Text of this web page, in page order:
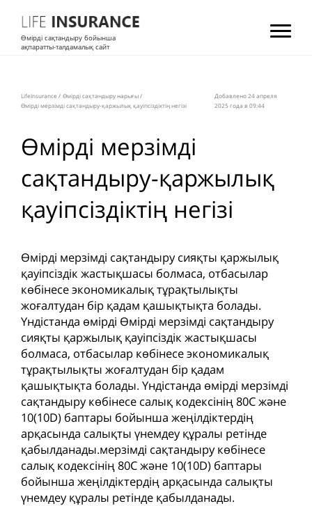
Өмірді сақтандыру бойынша
ақпаратты-талдамалық сайт
LifeInsurance / Өмірді сақтандыру нарығы/
Өмірді мерзімді сақтандыру-қаржылық қауіпсіздіктің негізі
Добавлено 24 апреля
2025 года в 09:44
Өмірді мерзімді
сақтандыру-қаржылық
қауіпсіздіктің негізі
Өмірді мерзімді сақтандыру сияқты қаржылық
қауіпсіздік жастықшасы болмаса, отбасылар
көбінесе экономикалық тұрақтылықты
жоғалтудан бір қадам қашықтықта болады.
Үндістанда өмірді Өмірді мерзімді сақтандыру
сияқты қаржылық қауіпсіздік жастықшасы
болмаса, отбасылар көбінесе экономикалық
тұрақтылықты жоғалтудан бір қадам
қашықтықта болады. Үндістанда өмірді мерзімді
сақтандыру көбінесе салық кодексінің 80C және
10(10D) баптары бойынша жеңілдіктердің
арқасында салықты үнемдеу құралы ретінде
қабылданады.мерзімді сақтандыру көбінесе
салық кодексінің 80C және 10(10D) баптары
бойынша жеңілдіктердің арқасында салықты
үнемдеу құралы ретінде қабылданады.